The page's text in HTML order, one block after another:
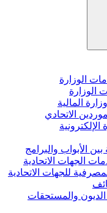
الوزارة
الوزارة
المالية
الاتحادي
الأبواب والبرامج
الجهات الاتحادية
للجهات الاتحادية
والمستحقات